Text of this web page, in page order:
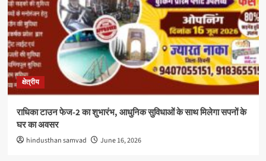
क्षेत्रीय
राधिका टाउन फेज-2 का शुभारंभ, आधुनिक सुविधाओं के साथ मिलेगा सपनों के
घर का अवसर
hindusthan samvad June 16, 2026